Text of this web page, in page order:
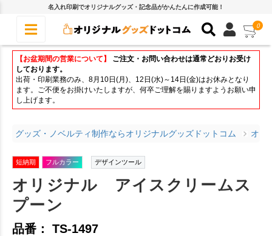
名入れ印刷でオリジナルグッズ・記念品がかんたんに作成可能！
0
【お盆期間の営業について】
ご注文・お問い合わせは通常どおりお受け
しております。
出荷・印刷業務のみ、8月10日(月)、12日(水)～14日(金)はお休みとなり
ます。ご不便をお掛けいたしますが、何卒ご理解を賜りますようお願い申
し上げます。
グッズ・ノベルティ制作ならオリジナルグッズドットコム オリ
短納期 フルカラー デザインツール
オリジナル アイスクリームス
プーン
品番： TS-1497